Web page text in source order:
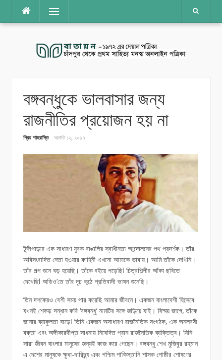
content
Menu
বঙ্গবন্ধুকে ভালবাসার জন্য
রাজনীতির প্রয়োজন হয় না
প্রিয় শাহরাস্তি আগস্ট ১৬, ২০১৭
টুঙ্গীপাড়ার এক সাধারণ যুবক বাঙালির স্বাধীনতা আন্দোলনের পথ প্রদর্শক। তাঁর
অবিসংবাদিত নেতা হওয়ার কাহিনী এখনো আমাকে ভাবায়। আমি তাঁকে দেখিনি।
তাঁর গল্প শুনে বড় হয়েছি। তাঁকে বইয়ে পড়েছিl চিত্রশিল্পীর আঁকা ছবিতে
দেখেছিl অডিও’তে তাঁর দৃঢ় কন্ঠে প্রতিবাদী ভাষন শুনেছি।
তিন দশকেরও বেশী সময় পার করেছি আমার জীবনে। একজন বাংলাদেশী হিসেবে
যখনই শেকড় সন্ধান করি ‘বঙ্গবন্ধু’ নামটির সঙ্গে জড়িয়ে যাই। বিস্ময় জাগে, তাঁকে
জানার ব্যাকুলতা বাড়েl তিনি একজন অসাধারণ রাজনৈতিক সংগঠক, এক অনলবর্ষী
বক্তা এবং অঙ্গীকারদীপ্ত সাধনায় নিবেদিত প্রান রাজনৈতিক ব্যক্তিত্ব। যিনি
সারা জীবন বাংলার মানুষের জন্যই কাজ করে গেছেন। বঙ্গবন্ধু শেখ মুজিবুর রহমান
এ দেশের মানুষকে ক্ষুধা-দারিদ্র্য এবং পশ্চিম পাকিস্তানি শাসক গোষ্ঠীর শোষণের